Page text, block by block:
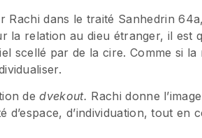
Rachi dans le traité Sanhedrin
la relation au dieu étranger, il est
scellé par de la cire. Comme si
dedvekout. Rachi donne
d’espace, d’individuation, tout en